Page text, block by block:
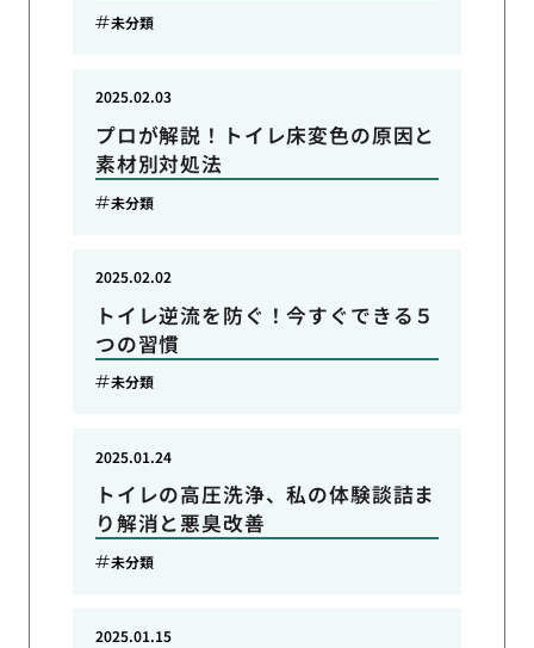
未分類
プロが解説！トイレ床変色の原因と
素材別対処法
2025.02.03
未分類
トイレ逆流を防ぐ！今すぐできる５
つの習慣
2025.02.02
未分類
トイレの高圧洗浄、私の体験談詰ま
り解消と悪臭改善
2025.01.24
未分類
2025.01.15